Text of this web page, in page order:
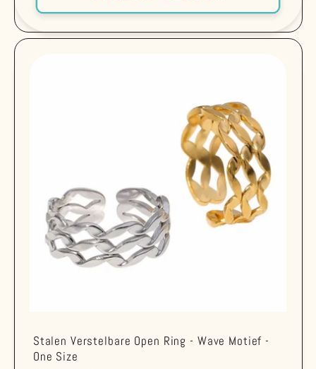
Stalen Verstelbare Open Ring - Wave Motief -
One Size